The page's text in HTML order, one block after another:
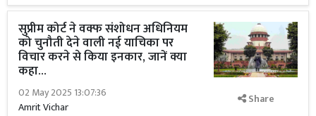
सुप्रीम कोर्ट ने वक्फ संशोधन अधिनियम
को चुनौती देने वाली नई याचिका पर
विचार करने से किया इनकार, जानें क्या
कहा...
02 May 2025 13:07:36
Amrit Vichar
Share